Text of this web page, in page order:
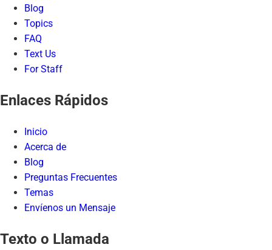
Blog
Topics
FAQ
Text Us
For Staff
Enlaces Rápidos
Inicio
Acerca de
Blog
Preguntas Frecuentes
Temas
Envíenos un Mensaje
Texto o Llamada